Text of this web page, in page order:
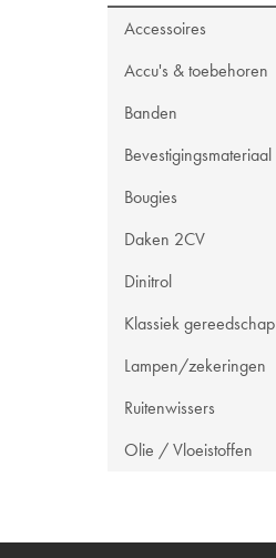
Accessoires
Accu's & toebehoren
Banden
Bevestigingsmateriaal
Bougies
Daken 2CV
Dinitrol
Klassiek gereedschap
Lampen/zekeringen
Ruitenwissers
Olie / Vloeistoffen